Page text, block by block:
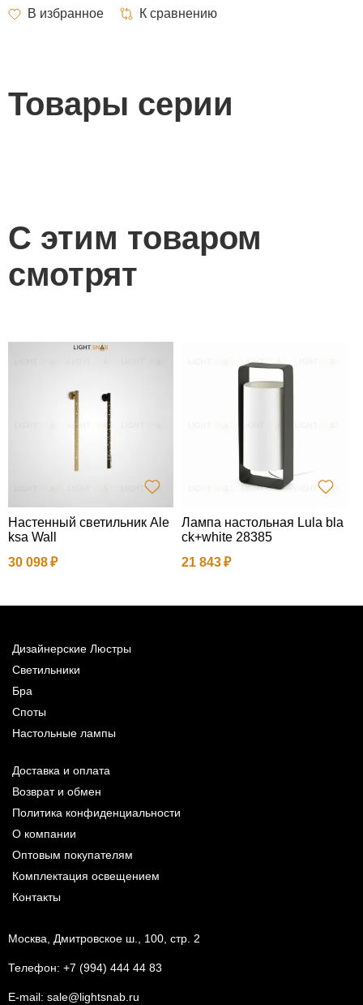
Товары серии
С этим товаром
смотрят
Настенный светильник Ale
ksa Wall
30 098
Лампа настольная Lula bla
ck+white 28385
21 843
Дизайнерские Люстры
Светильники
Бра
Споты
Настольные лампы
Доставка и оплата
Возврат и обмен
Политика конфиденциальности
О компании
Оптовым покупателям
Комплектация освещением
Контакты
Москва, Дмитровское ш., 100, стр. 2
Телефон: +7 (994) 444 44 83
E-mail: sale@lightsnab.ru